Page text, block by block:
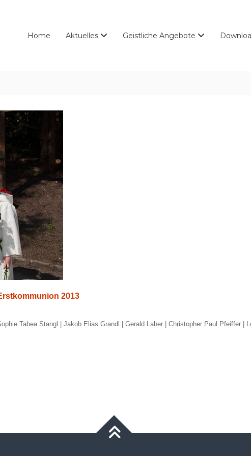
Home Aktuelles Geistliche Angebote
2013
Tabea Stangl | Jakob Elias Grandl | Gerald Laber Christopher Paul Pfeiffer